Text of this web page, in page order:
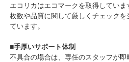
エコリカはエコマークを取得してい
枚数や品質に関して厳しくチェック
ています。
■手厚いサポート体制
不具合の場合は、専任のスタッフが